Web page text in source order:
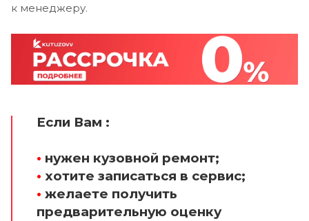
к менеджеру.
Если Вам :
• нужен кузовной ремонт;
• хотите записаться в сервис;
• желаете получить
предварительную оценку